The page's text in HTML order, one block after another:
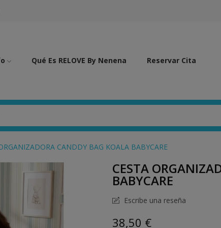
Qué Es RELOVE By Nenena Reservar Cita
CANDDY BAG KOALA BABYCARE
CESTA
BABYCARE
Escribe una reseña
38,50 €